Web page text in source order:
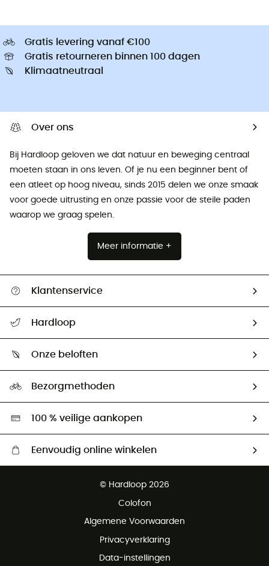
Gratis levering vanaf €100
Gratis retourneren binnen 100 dagen
Klimaatneutraal
Over ons
Bij Hardloop geloven we dat natuur en beweging centraal
moeten staan ​​in ons leven. Of je nu een beginner bent of
een atleet op hoog niveau, sinds 2015 delen we onze smaak
voor goede uitrusting en onze passie voor de steile paden
waarop we graag spelen.
Meer informatie +
Klantenservice
Retourzendingen & Terugbetalingen
Hardloop
Ambassadeurs
Onze beloften
Hardgreen
Bezorgmethoden
100 % veilige aankopen
Eenvoudig online winkelen
Gratis retourneren binnen 100 dagen
© Hardloop 2026
Colofon
Algemene Voorwaarden
Privacyverklaring
Data-instellingen